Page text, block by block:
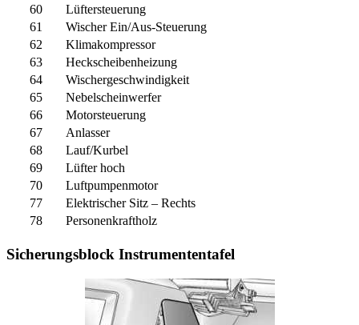
60
Lüftersteuerung
61
Wischer Ein/Aus-Steuerung
62
Klimakompressor
63
Heckscheibenheizung
64
Wischergeschwindigkeit
65
Nebelscheinwerfer
66
Motorsteuerung
67
Anlasser
68
Lauf/Kurbel
69
Lüfter hoch
70
Luftpumpenmotor
77
Elektrischer Sitz – Rechts
78
Personenkraftholz
Sicherungsblock Instrumententafel